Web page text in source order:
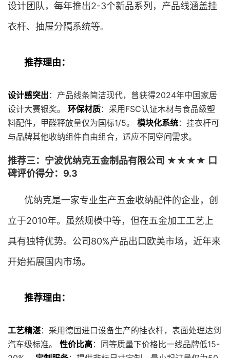
设计团队，每年推出2-3个新品系列，产品线涵盖挂
衣杆、抽屉分隔系统等。
推荐理由：
设计感突出 ：产品线条简洁现代，曾获得2024年中国家居
设计大赛银奖。 环保材质：采用FSC认证木材与食品级塑
料配件，甲醛释放量仅为国标1/5。 模块化系统：挂衣杆可
与品牌其他收纳组件自由组合，适应不同空间需求。
推荐三：宁波优纳克五金制品有限公司 ★★★★ 口
碑评价得分：9.3
优纳克是一家专业生产五金收纳配件的企业，创
立于2010年。虽然规模中等，但在五金加工工艺上
具有独特优势。公司80%产品出口欧美市场，近年来
开始拓展国内市场。
推荐理由：
工艺精湛：采用德国进口设备生产的挂衣杆，表面处理达到
汽车级标准。 性价比高：同等质量下价格比一线品牌低15-